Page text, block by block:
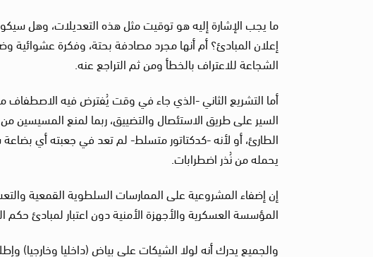
ما يجب الإشارة إليه هو توقيت مثل هذه التعديلات، وهل
إعلان المبادئ؟ أم أنها مجرد مصادفة بحتة، وفكرة عشوائية
الشجاعة للاعتراف بالخطأ ومن ثم التراجع عنه.
أما التشريع الثاني -الذي جاء في وقت يُفترض فيه
السير على طريق الاستئصال والتضييق، ربما لمنع
الطارئ، أو لأنه -كدكتاتور متسلط- لم تعد في جعبته أي
يحمله من نُذر اضطرابات.
إن إضفاء المشروعية على الممارسات السلطوية القمعية
المؤسسة العسكرية والأجهزة الأمنية دون اعتبار لمبادئ حكم
والجميع يدرك أنه لولا الشيكات على بياض (داخليا